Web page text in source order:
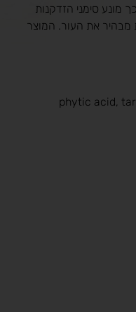
מונע סימני הזדקנות
מבהיר את העור. המוצר
phytic acid,